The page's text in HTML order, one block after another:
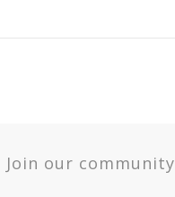
Join our community